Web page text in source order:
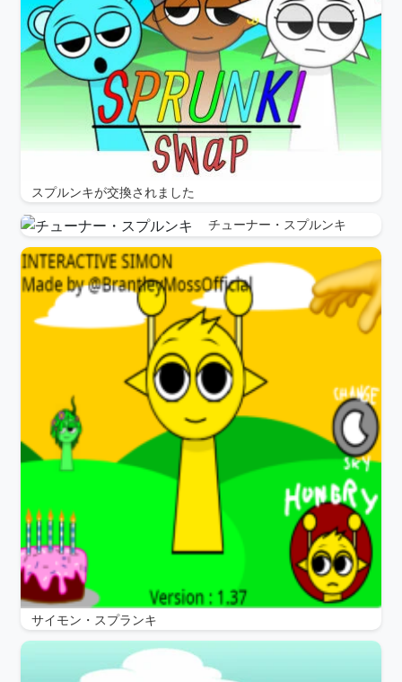
スプルンキが交換されました
チューナー・スプルンキ
サイモン・スプランキ